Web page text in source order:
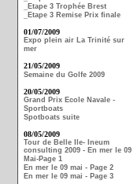
_Etape 3 Trophée Brest
_Etape 3 Remise Prix finale
01/07/2009
Expo plein air La Trinité sur
mer
21/05/2009
Semaine du Golfe 2009
20/05/2009
Grand Prix Ecole Navale -
Sportboats
Spotboats suite
08/05/2009
Tour de Belle Ile- Ineum
consulting 2009 - En mer le 09
Mai-Page 1
En mer le 09 mai - Page 2
En mer le 09 mai - Page 3